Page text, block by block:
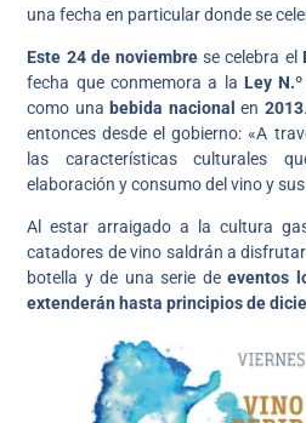
una fecha en particular donde se
Este 24 de noviembre se celebra el
fecha que conmemora a la Ley
como una bebida nacionalen2013
entonces desde el gobierno: «A
las características culturales
elaboración y consumo del vino y
Al estar arraigado a la cultura
catadores de vino saldrán a
botella y de una serie deeventos
extenderán hasta principios de